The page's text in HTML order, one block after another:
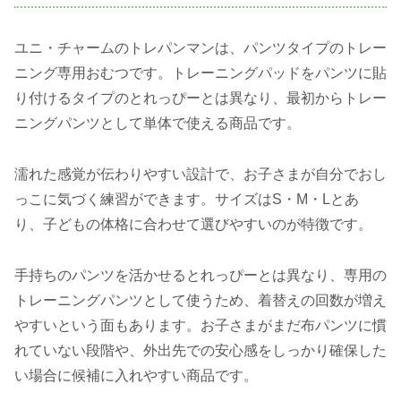
ユニ・チャームのトレパンマンは、パンツタイプのトレー
ニング専用おむつです。トレーニングパッドをパンツに貼
り付けるタイプのとれっぴーとは異なり、最初からトレー
ニングパンツとして単体で使える商品です。
濡れた感覚が伝わりやすい設計で、お子さまが自分でおし
っこに気づく練習ができます。サイズはS・M・Lとあ
り、子どもの体格に合わせて選びやすいのが特徴です。
手持ちのパンツを活かせるとれっぴーとは異なり、専用の
トレーニングパンツとして使うため、着替えの回数が増え
やすいという面もあります。お子さまがまだ布パンツに慣
れていない段階や、外出先での安心感をしっかり確保した
い場合に候補に入れやすい商品です。